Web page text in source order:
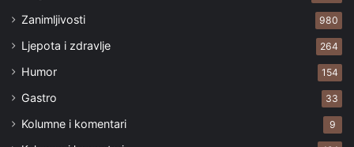
Zanimljivosti 980
Ljepota i zdravlje 264
Humor 154
Gastro 33
Kolumne i komentari 9